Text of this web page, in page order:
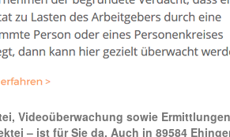
Videoüberwachung sowie Ermittlungen
– ist für Sie da. Auch in 89584